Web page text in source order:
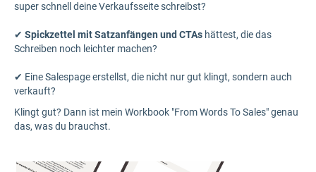
super schnell deine Verkaufsseite schreibst?
✔ Spickzettel mit Satzanfängen und CTAs hättest, die das
Schreiben noch leichter machen?
✔ Eine Salespage erstellst, die nicht nur gut klingt, sondern auch
verkauft?
Klingt gut? Dann ist mein Workbook "From Words To Sales" genau
das, was du brauchst.